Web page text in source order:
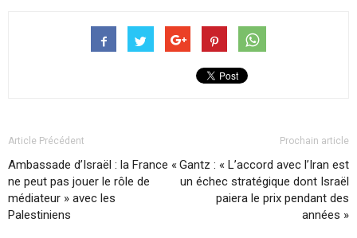
Article Précédent
Ambassade d’Israël : la France «
ne peut pas jouer le rôle de
médiateur » avec les
Palestiniens
Prochain article
Gantz : « L’accord avec l’Iran est
un échec stratégique dont Israël
paiera le prix pendant des
années »